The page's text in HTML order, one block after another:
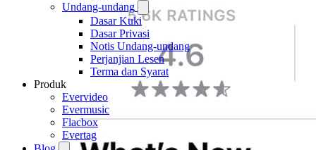
Undang-undang
Dasar Kuki
Dasar Privasi
Notis Undang-undang
Perjanjian Lesen
Terma dan Syarat
Produk
Evervideo
Evermusic
Flacbox
Evertag